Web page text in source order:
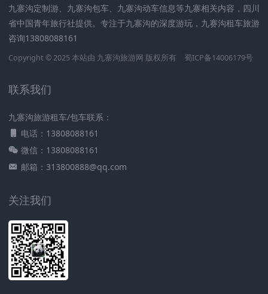
九寨沟定制游、九寨沟包车、九寨沟动车信息等九寨相关内容，四川
省中国青年旅行社提供。专注于九寨沟的深度游玩，九赛沟租车旅游
咨询13808088161
Copyright © 2025 本站由 九寨沟旅游网 版权所有 蜀ICP备14006179号
联系我们
九寨沟旅游租车/包车联系：
电话：13808088161
微信：13808088161
邮箱：313800888@qq.com
关注我们